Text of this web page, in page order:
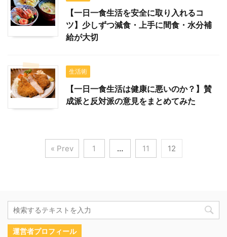
【一日一食生活を安全に取り入れるコ
ツ】少しずつ減食・上手に間食・水分補
給が大切
生活術
【一日一食生活は健康に悪いのか？】賛
成派と反対派の意見をまとめてみた
« Prev 1 … 11 12
運営者プロフィール